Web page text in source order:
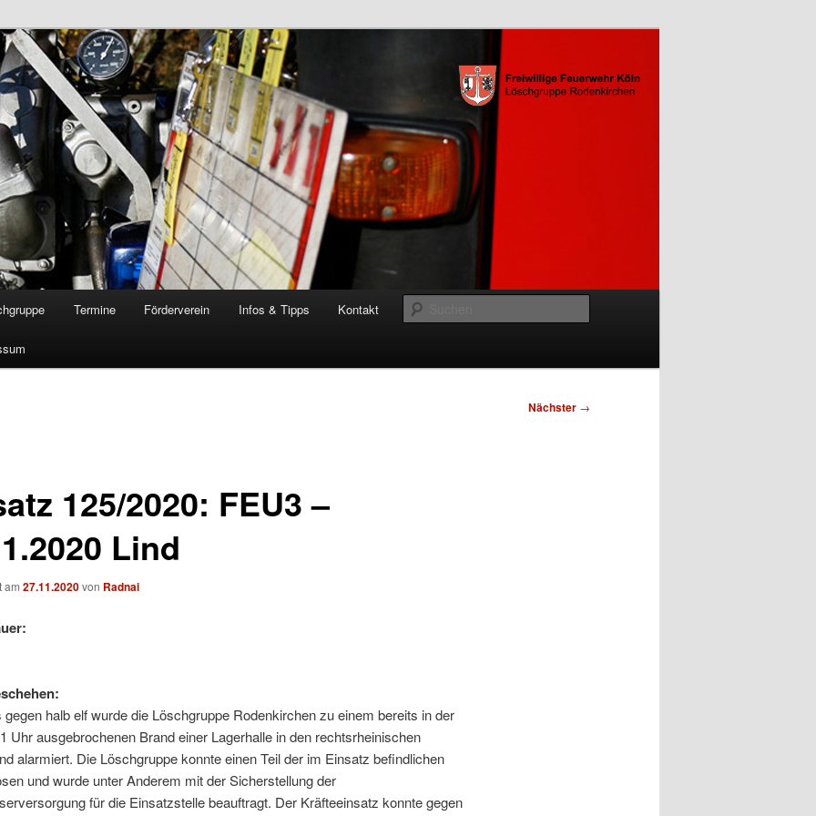
Rodenkirchen
Termine Förderverein Infos & Tipps Kontakt
Nächster →
125/2020: FEU3 –
Lind
am 27.11.2020von Radnai
gegen halb elf wurde die Löschgruppe Rodenkirchen zu einem bereits in der
Uhr ausgebrochenen Brand einer Lagerhalle in den rechtsrheinischen
alarmiert. Die Löschgruppe konnte einen Teil der im Einsatz befindlichen
und wurde unter Anderem mit der Sicherstellung der
für die Einsatzstelle beauftragt. Der Kräfteeinsatz konnte gegen